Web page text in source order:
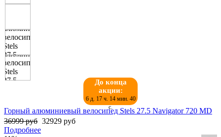
До конца
акции:
6 д. 17 ч. 14 мин. 39
с.
Горный алюминиевый велосипед Stels 27.5 Navigator 720 MD
36999 руб 32929 руб
Подробнее